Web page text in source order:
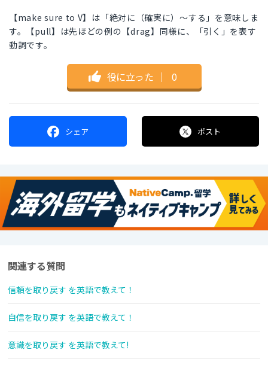
【make sure to V】は「絶対に（確実に）～する」を意味しま
す。【pull】は先ほどの例の【drag】同様に、「引く」を表す
動詞です。
役に立った ｜ 0
シェア ポスト
関連する質問
信頼を取り戻す を英語で教えて！
自信を取り戻す を英語で教えて！
意識を取り戻す を英語で教えて!